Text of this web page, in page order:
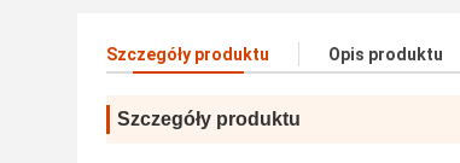
Szczegóły produktu Opis produktu
Szczegóły produktu